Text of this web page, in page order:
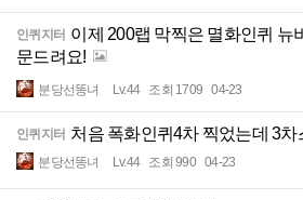
인퀴지터 이제 200랩 막찍은 멸화인퀴 뉴
문드려요!
분당선똥녀 Lv.44 조회 1709 04-23
인퀴지터 처음 폭화인퀴4차 찍었는데 3
분당선똥녀 Lv.44 조회 990 04-23